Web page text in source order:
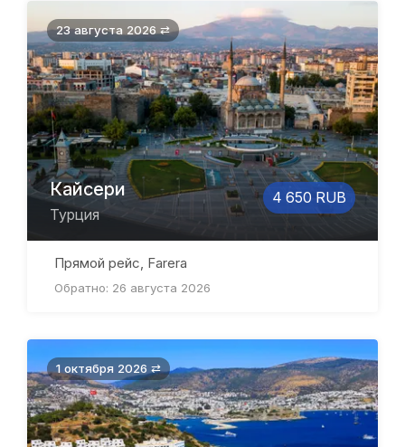
23 августа 2026 ⇄
Кайсери
Турция
4 650 RUB
Прямой рейс, Farera
Обратно: 26 августа 2026
1 октября 2026 ⇄